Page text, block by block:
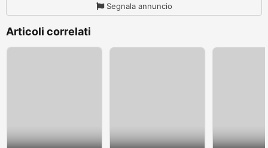
Segnala annuncio
Articoli correlati